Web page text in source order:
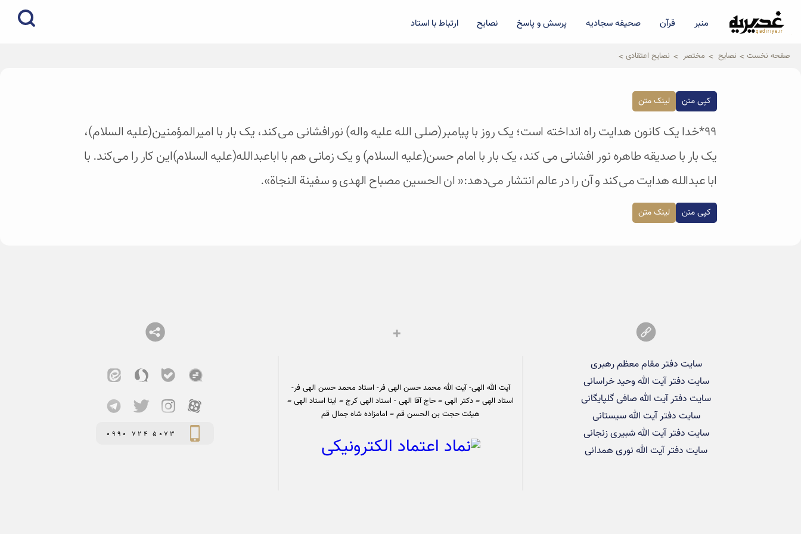
qadiriye.ir
نشریه ی غدیریه-بیانات استاد
منبر قرآن صحیفه سجادیه پرسش و پاسخ نصایح ارتباط با استاد
صفحه نخست نصایح مختصر نصایح اعتقادی
کپی متن لینک متن
۹۹*خدا یک کانون هدایت راه انداخته است؛ یک روز با پیامبر(صلی الله علیه واله) نورافشانی می‌کند، یک بار با امیرالمؤمنین(علیه السلام)،
یک بار با صدیقه طاهره نور افشانی می کند، یک بار با امام حسن(علیه السلام) و یک زمانی هم با اباعبدالله(علیه السلام)این کار را می‌کند. با
ابا عبدالله هدایت می‌کند و آن را در عالم انتشار می‌دهد:« ان الحسین مصباح الهدی و سفینة النجاة».
کپی متن لینک متن
سایت دفتر مقام معظم رهبری
سایت دفتر آیت الله وحید خراسانی
سایت دفتر آیت الله صافی گلپایگانی
سایت دفتر آیت الله سیستانی
سایت دفتر آیت الله شبیری زنجانی
سایت دفتر آیت الله نوری همدانی
آیت الله الهی- آیت الله محمد حسن الهی فر- استاد محمد حسن الهی فر-
استاد الهی – دکتر الهی – حاج آقا الهی - استاد الهی کرج – ایتا استاد الهی –
هیئت حجت بن الحسن قم – امامزاده شاه جمال قم
0990 724 5073